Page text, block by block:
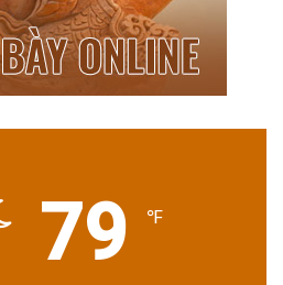
79 ℉